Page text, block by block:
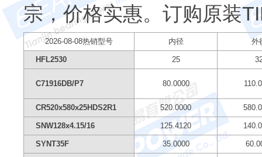
宗，价格实惠。订购原装
2026-08-08热销型号 内径 外
HFL2530 25
C71916DB/P7 80.0000
CR520x580x25HDS2R1 520.0000
SNW128x4.15/16 125.4120
SYNT35F 35.0000